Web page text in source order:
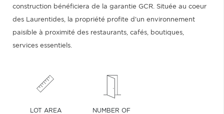
construction bénéficiera de la garantie GCR. Située au coeur
des Laurentides, la propriété profite d'un environnement
paisible à proximité des restaurants, cafés, boutiques,
services essentiels.
LOT AREA
NUMBER OF